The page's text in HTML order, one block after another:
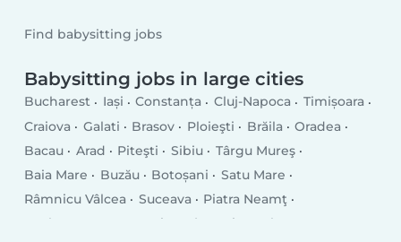
Find babysitting jobs
Babysitting jobs in large cities
Bucharest Iași Constanța Cluj-Napoca
Timișoara
Craiova
Galati Brasov Ploieşti Brăila
Oradea
Bacau
Arad Piteşti Sibiu
Târgu Mureş
Baia Mare
Buzău Botoșani
Satu Mare
Râmnicu Vâlcea
Suceava
Piatra Neamţ
Drobeta-Turnu Severin
Târgu Jiu
Tulcea